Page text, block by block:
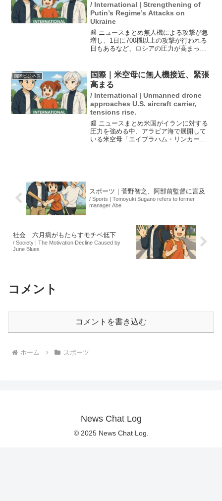
/ International | Strengthening of
Putin’s Regime’s Attacks on
Ukraine
📰 ニュースまとめ無人機による攻撃が急
増し、1日に700機以上の攻撃が行われる
日もあるなど、ロシアの圧力が高まって
器支援を強化する方針を受け、これまで
の懐柔策を見直し、...
国際ビジネス
国際｜米空母に無人機接近、緊張
高まる
/ International | Unmanned drone
approaches U.S. aircraft carrier,
tensions rise.
📰 ニュースまとめ米国がイランに対する
圧力を強める中、アラビア海で展開して
いる米空母「エイブラハム・リンカー
スポーツ｜菅野智之、阿部前監督に言及
/ Sports | Tomoyuki Sugano refers to former
manager Abe
社会｜六月病がもたらすモチベ低下
/ Society | The Motivation Decline Caused by
June Blues
コメント
コメントを書き込む
ホーム スポーツ
News Chat Log
© 2025 News Chat Log.